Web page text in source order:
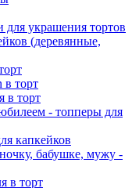
украшения тортов
(деревянные,
в торт
в торт
- топперы для
капкейков
бабушке, мужу -
в торт